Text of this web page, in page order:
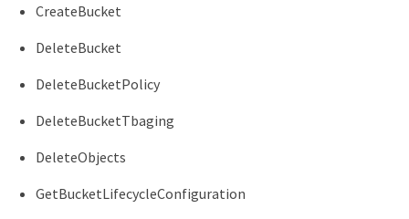
CreateBucket
DeleteBucket
DeleteBucketPolicy
DeleteBucketTbaging
DeleteObjects
GetBucketLifecycleConfiguration